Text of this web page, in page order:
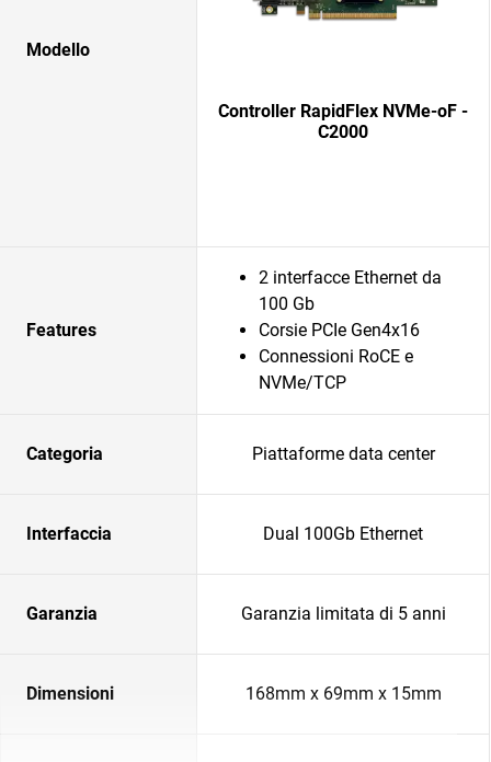
Modello
Controller RapidFlex NVMe-oF -
C2000
Features
2 interfacce Ethernet da
100 Gb
Corsie PCIe Gen4x16
Connessioni RoCE e
NVMe/TCP
Categoria Piattaforme data center
Interfaccia Dual 100Gb Ethernet
Garanzia Garanzia limitata di 5 anni
Dimensioni 168mm x 69mm x 15mm